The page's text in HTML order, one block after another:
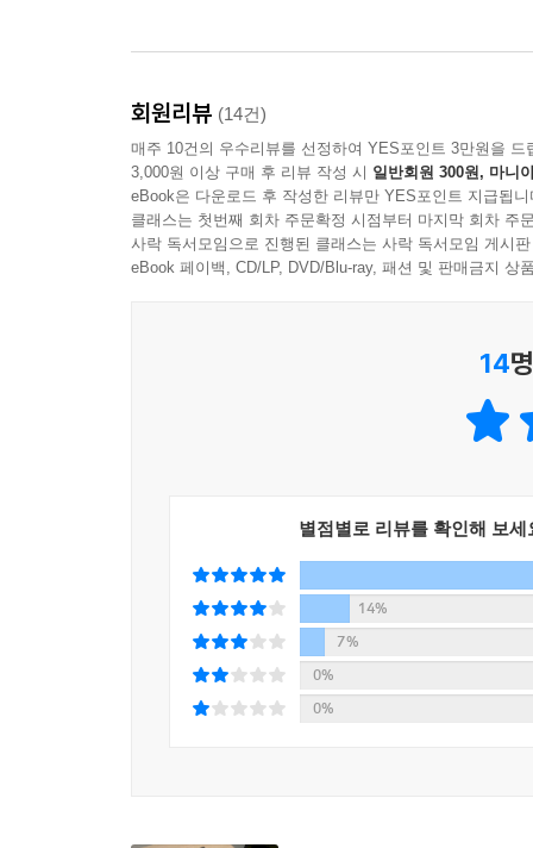
천재적인 화가, 레오나르도 다빈치가 남긴 작품
그려낸 신체도에 다양한 비밀을 숨겨 놓았다. 특
있다. 또한 1975년 파리 도서관에서 시온 수도회
등이 회원으로 명시돼 있다. 시온 수도회는 예
다빈치가 태어나기 400년 전에 구성된 템플 기사
회원리뷰 (14건)
매주 10건의 우수리뷰를 선정하여 YES포인트 3만원을 드
3,000원 이상 구매 후 리뷰 작성 시 일반회원 300원, 마니
eBook은 다운로드 후 작성한 리뷰만 YES포인트 지급됩니
클래스는 첫번째 회차 주문확정 시점부터 마지막 회차 주
사락 독서모임으로 진행된 클래스는 사락 독서모임 게시
eBook 페이백, CD/LP, DVD/Blu-ray, 패션 및 판매금지 상
14
별점별로 리뷰를 확인해 보세
14%
7%
0%
0%